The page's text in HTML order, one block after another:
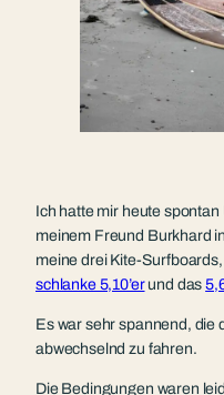
Ich hatte mir heute
meinem Freund Burkhard
meine drei Kite-
schlanke 5,10’erund das
Es war sehr spannend, die
abwechselnd zu fahren.
Die Bedingungen waren